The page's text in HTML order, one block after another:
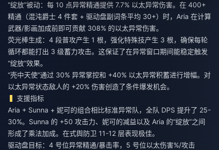
“绽放”被动：每 10 点异常精通提供 7.7% 以太异常伤害。在 400+
精通（混沌爵士 4 件套 + 驱动盘副词条平均 30+）时，Aria 在计算
武器/影画加成前即可贡献 308% 的以太异常伤害。
荧光棒生成：4 段普攻产生 1 根，强化特殊技产生 3 根，确保每轮
循环都能打出 3 级蓄力攻击。这保证了在异常窗口期间能稳定触发
“绽放”效果。
“壳中天使”通过 30% 异常掌控和 +40% 以太异常积蓄进行增幅。对
以太异常状态敌人的 +20% 伤害创造了条件爆发机会。
支援指标
Aria + Sunna + 妮可的组合相比标准异常队，全队 DPS 提升了 25-
30%。Sunna 的 +50 攻击力、妮可的减益以及 Aria 的“绽放”之间
形成了乘法加成。在式舆防卫 11-12 层表现极佳。
驱动盘目标：4 号位异常精通/暴击率，5 号位以太伤害%/攻击